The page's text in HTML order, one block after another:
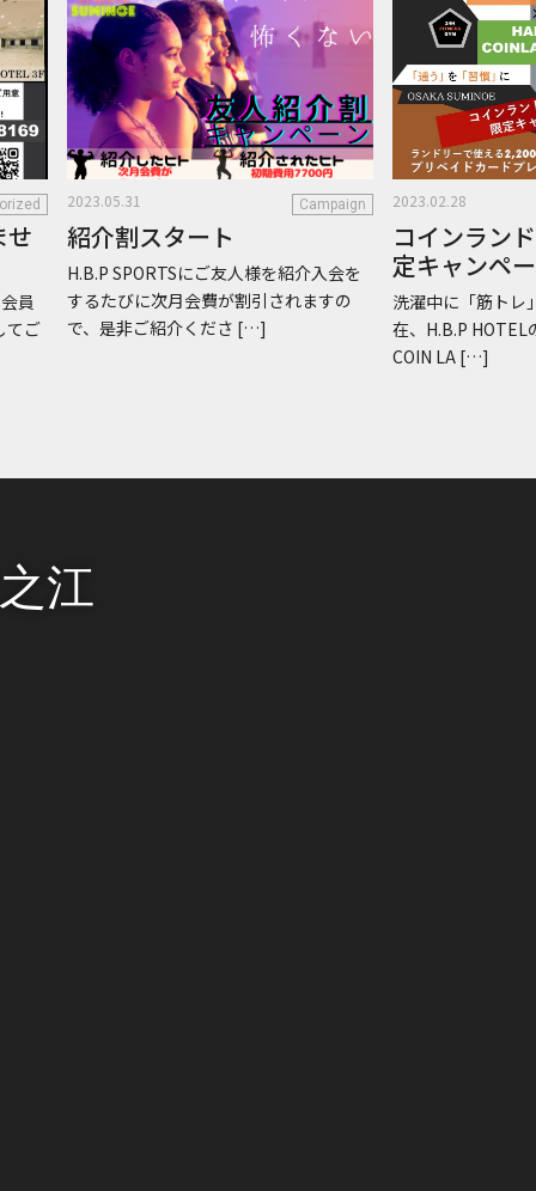
せ
員
てご
2023.05.31 Campaign
紹介割スタート
H.B.P SPORTSにご友人様を紹介入会を
するたびに次月会費が割引されますの
で、是非ご紹介くださ […]
2023.02.28
コインラン
定キャンペ
洗濯中に「筋トレ
在、H.B.P HOTEL
COIN LA […]